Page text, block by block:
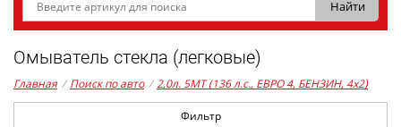
Омыватель стекла (легковые)
Главная / Поиск по авто / 2,0л. 5MT (136 л.с., ЕВРО 4, БЕНЗИН, 4x2)
Фильтр